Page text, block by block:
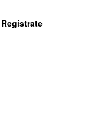
Regístrate